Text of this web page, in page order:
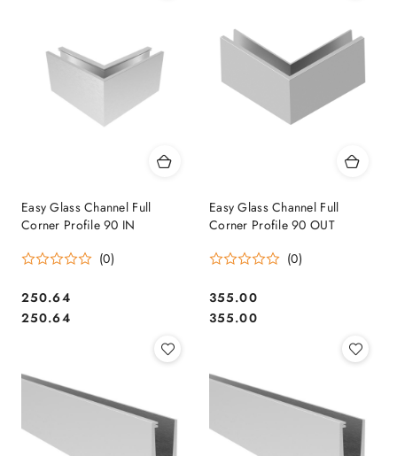
Easy Glass Channel Full
Corner Profile 90 IN
(0)
Cena:
250.64
Cena:
250.64
Easy Glass Channel Full
Corner Profile 90 OUT
(0)
Cena:
355.00
Cena:
355.00